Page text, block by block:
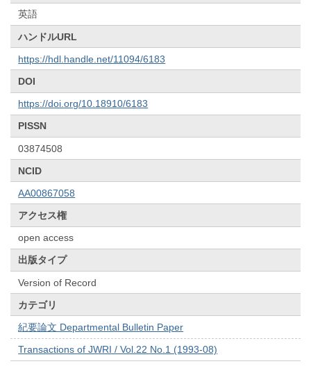
英語
ハンドルURL
https://hdl.handle.net/11094/6183
DOI
https://doi.org/10.18910/6183
PISSN
03874508
NCID
AA00867058
アクセス権
open access
出版タイプ
Version of Record
カテゴリ
紀要論文 Departmental Bulletin Paper
Transactions of JWRI / Vol.22 No.1 (1993-08)